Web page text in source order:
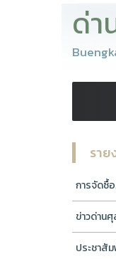
ด่า
ราย
การจัดซื้
ข่าวด่าน
ประชาสั